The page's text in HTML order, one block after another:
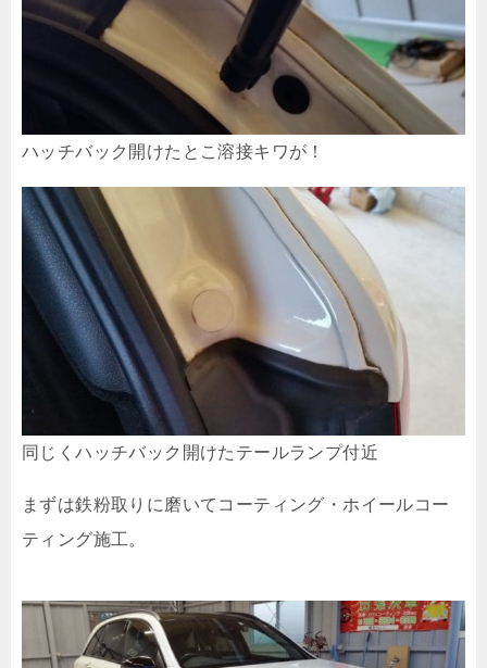
ハッチバック開けたとこ溶接キワが！
同じくハッチバック開けたテールランプ付近
まずは鉄粉取りに磨いてコーティング・ホイールコー
ティング施工。